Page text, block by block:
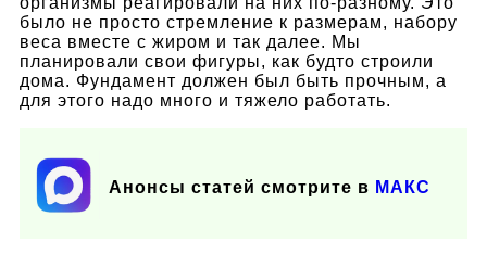
было не просто стремление к размерам, набору
веса вместе с жиром и так далее. Мы
планировали свои фигуры, как будто строили
дома. Фундамент должен был быть прочным, а
для этого надо много и тяжело работать.
Анонсы статей смотрите в МАКС